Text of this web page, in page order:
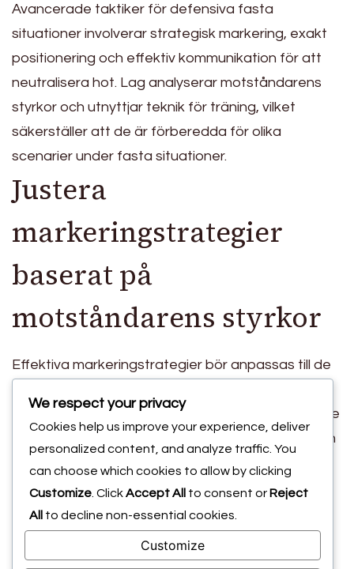
Avancerade taktiker för defensiva fasta
situationer involverar strategisk markering, exakt
positionering och effektiv kommunikation för att
neutralisera hot. Lag analyserar motståndarens
styrkor och utnyttjar teknik för träning, vilket
säkerställer att de är förberedda för olika
scenarier under fasta situationer.
Justera
markeringstrategier
baserat på
motståndarens styrkor
Effektiva markeringstrategier bör anpassas till de
exempel, om en motståndare har en lång anfallare
känd för sin nickförmåga, kan försvararna anta en
tätare man-markering för att begränsa deras
rörelse. Å andra sidan, mot lag med snabba,
smidiga spelare, kan en zonal markeringstrategi
vara mer fördelaktig för att effektivt täcka
utrymme.
We respect your privacy
Cookies help us improve your experience, deliver
personalized content, and analyze traffic. You
can choose which cookies to allow by clicking
Customize . ClickAccept All to consent or Reject
All
to decline non-essential cookies.
Customize